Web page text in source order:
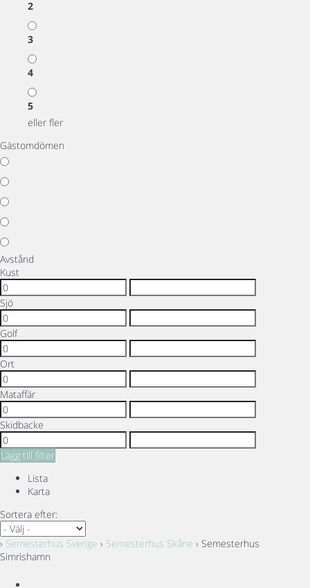
2
3
4
5
eller fler
Gästomdömen
Avstånd
Kust
Sjö
Golf
Ort
Mataffär
Skidbacke
Lägg till filter
Lista
Karta
Sortera efter:
› Semesterhus Sverige › Semesterhus Skåne › Semesterhus
Simrishamn